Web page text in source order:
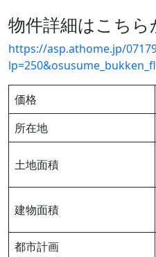
物件詳細はこちら
https://asp.athome.jp/
価格
所在地
土地面積
建物面積
都市計画